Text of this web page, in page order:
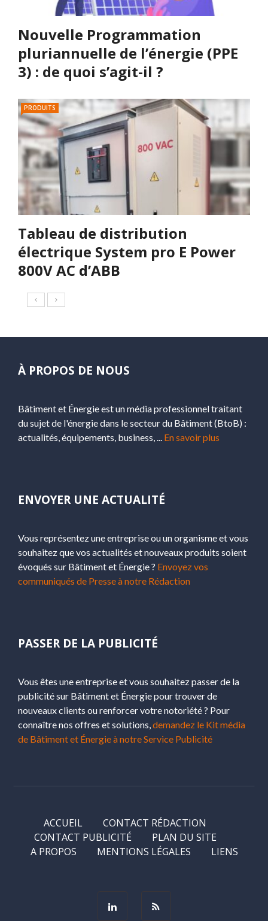
Nouvelle Programmation
pluriannuelle de l’énergie (PPE
3) : de quoi s’agit-il ?
PRODUITS
Tableau de distribution
électrique System pro E Power
800V AC d’ABB
À PROPOS DE NOUS
Bâtiment et Énergie est un média professionnel traitant
du sujet de l'énergie dans le secteur du Bâtiment (BtoB) :
actualités, équipements, business, ... En savoir plus
ENVOYER UNE ACTUALITÉ
Vous représentez une entreprise ou un organisme et vous
souhaitez que vos actualités et nouveaux produits soient
évoqués sur Bâtiment et Énergie ? Envoyez vos
communiqués de Presse à notre Rédaction
PASSER DE LA PUBLICITÉ
Vous êtes une entreprise et vous souhaitez passer de la
publicité sur Bâtiment et Énergie pour trouver de
nouveaux clients ou renforcer votre notoriété ? Pour
connaître nos offres et solutions, demandez le Kit média
de Bâtiment et Énergie à notre Service Publicité
ACCUEIL
CONTACT RÉDACTION
CONTACT PUBLICITÉ
PLAN DU SITE
A PROPOS
MENTIONS LÉGALES LIENS